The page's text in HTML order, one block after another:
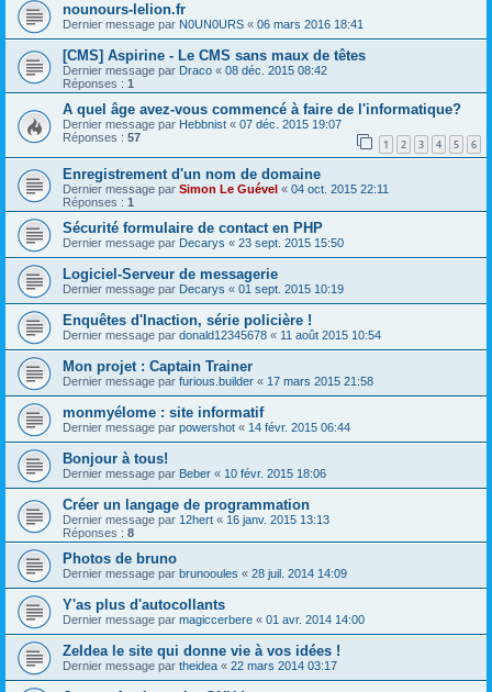
nounours-lelion.fr
Dernier message par N0UN0URS « 06 mars 2016 18:41
[CMS] Aspirine - Le CMS sans maux de têtes
Dernier message par Draco « 08 déc. 2015 08:42
Réponses : 1
A quel âge avez-vous commencé à faire de l'informatique?
Dernier message par Hebbnist « 07 déc. 2015 19:07
Réponses : 57 1 2 3 4 5 6
Enregistrement d'un nom de domaine
Dernier message par Simon Le Guével « 04 oct. 2015 22:11
Réponses : 1
Sécurité formulaire de contact en PHP
Dernier message par Decarys « 23 sept. 2015 15:50
Logiciel-Serveur de messagerie
Dernier message par Decarys « 01 sept. 2015 10:19
Enquêtes d'Inaction, série policière !
Dernier message par donald12345678 « 11 août 2015 10:54
Mon projet : Captain Trainer
Dernier message par furious.builder « 17 mars 2015 21:58
monmyélome : site informatif
Dernier message par powershot « 14 févr. 2015 06:44
Bonjour à tous!
Dernier message par Beber « 10 févr. 2015 18:06
Créer un langage de programmation
Dernier message par 12hert « 16 janv. 2015 13:13
Réponses : 8
Photos de bruno
Dernier message par brunooules « 28 juil. 2014 14:09
Y'as plus d'autocollants
Dernier message par magiccerbere « 01 avr. 2014 14:00
ZeIdea le site qui donne vie à vos idées !
Dernier message par theidea « 22 mars 2014 03:17